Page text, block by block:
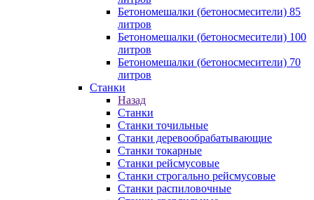
Бетономешалки (бетоносмесители) 85
литров
Бетономешалки (бетоносмесители) 100
литров
Бетономешалки (бетоносмесители) 70
литров
Станки
Назад
Станки
Станки точильные
Станки деревообрабатывающие
Станки токарные
Станки рейсмусовые
Станки строгально рейсмусовые
Станки распиловочные